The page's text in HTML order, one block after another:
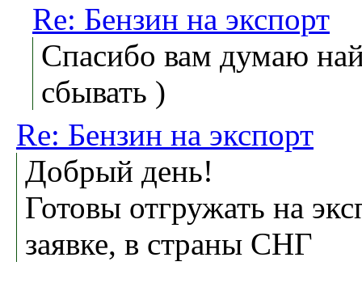
Re: Бензин на экспорт
Спасибо вам думаю
сбывать )
Re: Бензин на экспорт
Добрый день!
Готовы отгружать на
заявке, в страны СНГ